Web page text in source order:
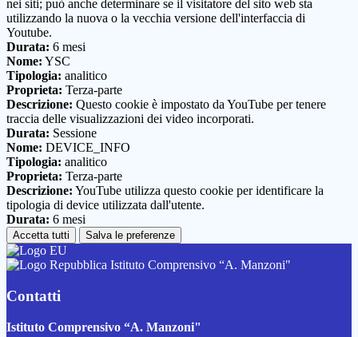
nei siti; può anche determinare se il visitatore del sito web sta
utilizzando la nuova o la vecchia versione dell'interfaccia di
Youtube.
Durata: 6 mesi
Nome: YSC
Tipologia: analitico
Proprieta: Terza-parte
Descrizione: Questo cookie è impostato da YouTube per tenere
traccia delle visualizzazioni dei video incorporati.
Durata: Sessione
Nome: DEVICE_INFO
Tipologia: analitico
Proprieta: Terza-parte
Descrizione: YouTube utilizza questo cookie per identificare la
tipologia di device utilizzata dall'utente.
Durata: 6 mesi
Accetta tutti Salva le preferenze
Istituto Comprensivo “A. Manzoni"
Contatti
Istituto Comprensivo “A. Manzoni"